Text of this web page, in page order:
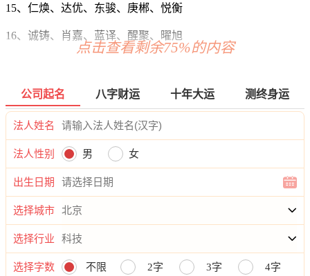
15、仁焕、达优、东骏、庚郴、悦衡
16、诚铸、肖嘉、蓝译、醒聚、曜旭
18、慧博、森亚、庆点、励征、溪玖
19、辉御、杰遥、佑鸿、航道、任嵩
20、尚柳、永源、升航、依亘、卫嘉
23、大皓、韩霖、群发、竣明、琮玉
24、浩琸、瑎山、亚长、世弘、翱苏
点击查看剩余75%的内容
公司起名 八字财运 十年大运 测终身运
法人姓名
法人性别 男 女
出生日期
选择城市
选择行业
选择字数 不限 2字 3字 4字